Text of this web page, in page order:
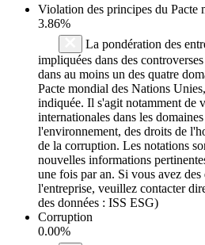
Violation des principes du Pacte
3.86%
La pondération des
impliquées dans des
dans au moins un des quatre
Pacte mondial des Nations
indiquée. Il s'agit notamment de
internationales dans les
l'environnement, des droits de
de la corruption. Les notations
nouvelles informations
une fois par an. Si vous avez
l'entreprise, veuillez contacter
des données : ISS ESG)
Corruption
0.00%